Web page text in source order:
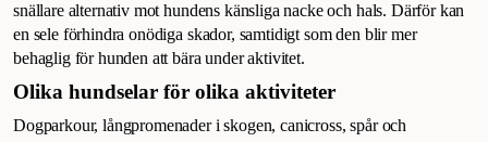
snällare alternativ mot hundens känsliga nacke och hals. Därför kan
en sele förhindra onödiga skador, samtidigt som den blir mer
behaglig för hunden att bära under aktivitet.
Olika hundselar för olika aktiviteter
Dogparkour, långpromenader i skogen, canicross, spår och